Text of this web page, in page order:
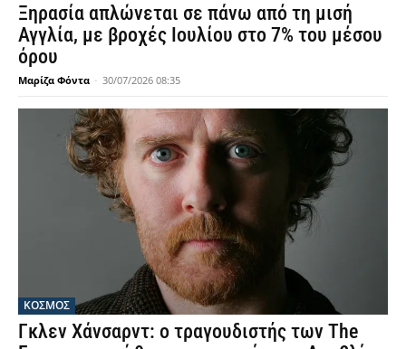
Ξηρασία απλώνεται σε πάνω από τη μισή
Αγγλία, με βροχές Ιουλίου στο 7% του μέσου
όρου
Μαρίζα Φόντα - 30/07/2026 08:35
ΚΟΣΜΟΣ
Γκλεν Χάνσαρντ: ο τραγουδιστής των The